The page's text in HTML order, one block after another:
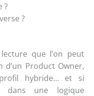
?
?
que l’on peut
d’un Product Owner,
hybride… et si
dans une logique